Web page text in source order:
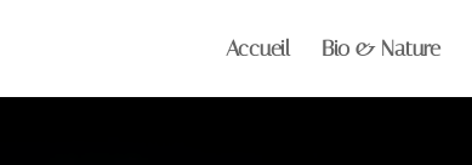
Accueil Bio & Nature